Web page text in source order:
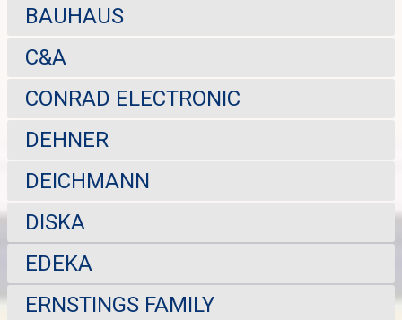
BAUHAUS
C&A
CONRAD ELECTRONIC
DEHNER
DEICHMANN
DISKA
EDEKA
ERNSTINGS FAMILY